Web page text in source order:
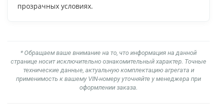
прозрачных условиях.
* Обращаем ваше внимание на то, что информация на данной
странице носит исключительно ознакомительный характер. Точные
технические данные, актуальную комплектацию агрегата и
применимость к вашему VIN-номеру уточняйте у менеджера при
оформлении заказа.